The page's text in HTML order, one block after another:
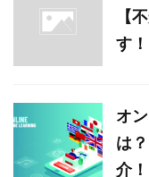
【
す！
オ
は
介！